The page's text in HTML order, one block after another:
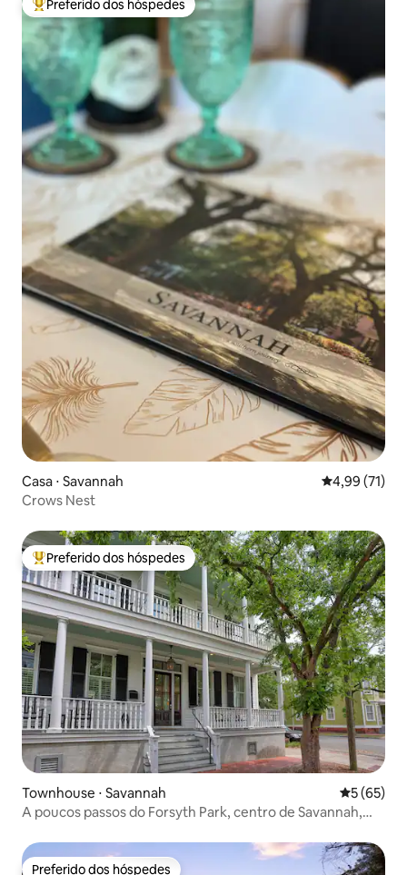
Entre os melhores preferidos dos hóspedes
Preferido dos hóspedes
Casa ⋅ Savannah 4,99 de uma
4,99 (71)
Crows Nest
Entre os melhores preferidos dos hóspedes
Preferido dos hóspedes
Townhouse ⋅ Savannah 5 de uma
5 (65)
A poucos passos do Forsyth Park, centro de Savannah,
Preferido dos hóspedes